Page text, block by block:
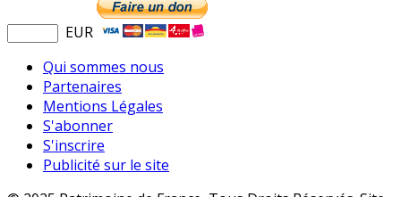
EUR
Qui sommes nous
Partenaires
Mentions Légales
S'abonner
S'inscrire
Publicité sur le site